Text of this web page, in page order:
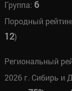
Группа: 6
Породный
12)
Региональный
2026 г. Сибирь и